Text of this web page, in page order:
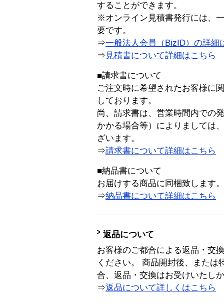
することができます。
※オンライン見積書発行には、
要です。
⇒一般法人会員（BizID）の詳細
⇒ 見積書について詳細はこちら
■請求書について
ご注文時に希望されたお客様に
しております。
尚、請求書は、営業時間内での
かかる場合等）によりましては
ざいます。
⇒請求書について詳細はこちら
■納品書について
お届けする商品に同梱致します。
⇒納品書について詳細はこちら
返品について
お客様のご都合による返品・交
ください。 商品開封後、または
合、返品・交換はお受けいたし
⇒返品について詳しくはこちら